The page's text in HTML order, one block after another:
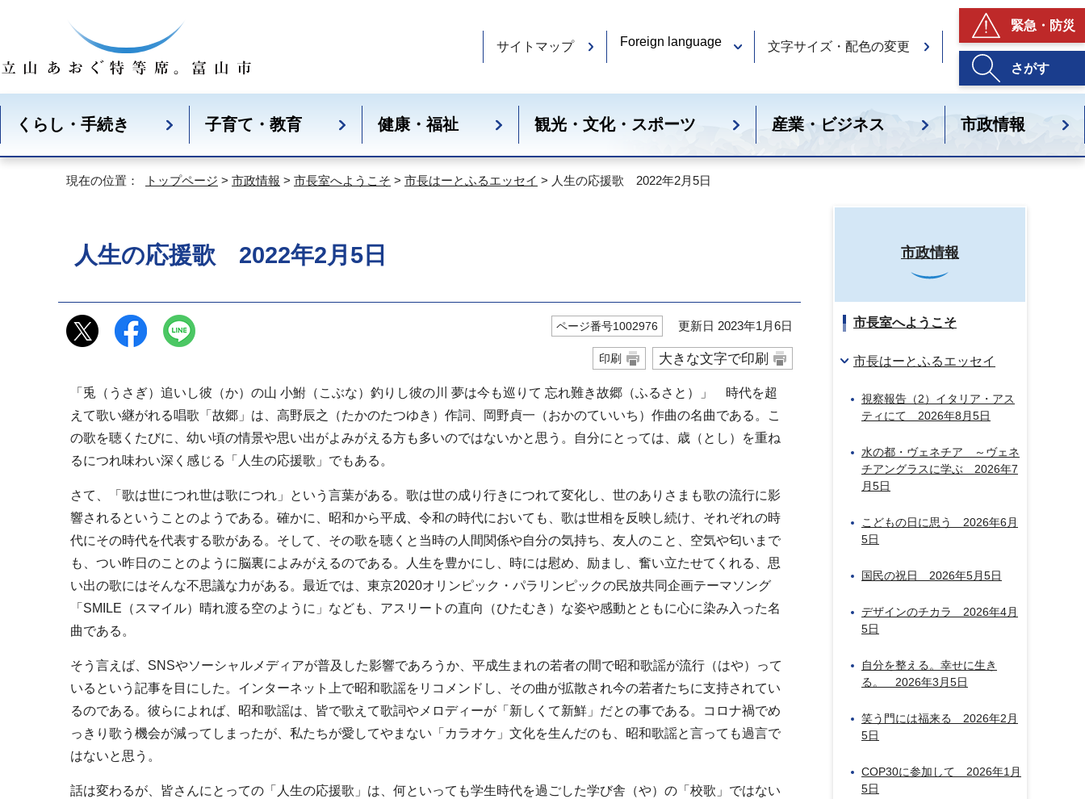
サイトマップ Foreign language 文字サイズ・配色の変更
緊急・防災
さがす
くらし・手続き 子育て・教育 健康・福祉 観光・文化・スポーツ 産業・ビジネス 市政情報
現在の位置： トップページ > 市政情報 > 市長室へようこそ > 市長はーとふるエッセイ > 人生の応援歌 2022年2月5日
人生の応援歌 2022年2月5日
ページ番号1002976 更新日 2023年1月6日
印刷 大きな文字で印刷
「兎（うさぎ）追いし彼（か）の山 小鮒（こぶな）釣りし彼の川 夢は今も巡りて 忘れ難き故郷（ふるさと）」 時代を超
えて歌い継がれる唱歌「故郷」は、高野辰之（たかのたつゆき）作詞、岡野貞一（おかのていいち）作曲の名曲である。こ
の歌を聴くたびに、幼い頃の情景や思い出がよみがえる方も多いのではないかと思う。自分にとっては、歳（とし）を重ね
るにつれ味わい深く感じる「人生の応援歌」でもある。
さて、「歌は世につれ世は歌につれ」という言葉がある。歌は世の成り行きにつれて変化し、世のありさまも歌の流行に影
響されるということのようである。確かに、昭和から平成、令和の時代においても、歌は世相を反映し続け、それぞれの時
代にその時代を代表する歌がある。そして、その歌を聴くと当時の人間関係や自分の気持ち、友人のこと、空気や匂いまで
も、つい昨日のことのように脳裏によみがえるのである。人生を豊かにし、時には慰め、励まし、奮い立たせてくれる、思
い出の歌にはそんな不思議な力がある。最近では、東京2020オリンピック・パラリンピックの民放共同企画テーマソング
「SMILE（スマイル）晴れ渡る空のように」なども、アスリートの直向（ひたむき）な姿や感動とともに心に染み入った名
曲である。
そう言えば、SNSやソーシャルメディアが普及した影響であろうか、平成生まれの若者の間で昭和歌謡が流行（はや）って
いるという記事を目にした。インターネット上で昭和歌謡をリコメンドし、その曲が拡散され今の若者たちに支持されてい
るのである。彼らによれば、昭和歌謡は、皆で歌えて歌詞やメロディーが「新しくて新鮮」だとの事である。コロナ禍でめ
っきり歌う機会が減ってしまったが、私たちが愛してやまない「カラオケ」文化を生んだのも、昭和歌謡と言っても過言で
はないと思う。
話は変わるが、皆さんにとっての「人生の応援歌」は、何といっても学生時代を過ごした学び舎（や）の「校歌」ではない
市政情報
市長室へようこそ
市長はーとふるエッセイ
視察報告（2）イタリア・アス
ティにて 2026年8月5日
水の都・ヴェネチア ～ヴェネ
チアングラスに学ぶ 2026年7
月5日
こどもの日に思う 2026年6月
5日
国民の祝日 2026年5月5日
デザインのチカラ 2026年4月
5日
自分を整える。幸せに生き
る。 2026年3月5日
笑う門には福来る 2026年2月
5日
COP30に参加して 2026年1月
5日